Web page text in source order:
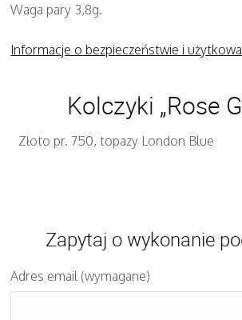
Waga pary 3,8g.
Informacje o bezpieczeństwie i
Kolczyki „Rose
Złoto pr. 750, topazy London Blue
Zapytaj o wykonanie
Adres email (wymagane)